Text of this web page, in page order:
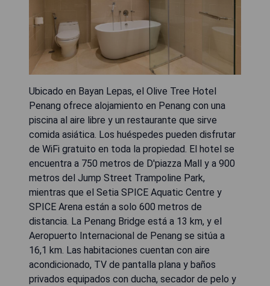
Ubicado en Bayan Lepas, el Olive Tree Hotel
Penang ofrece alojamiento en Penang con una
piscina al aire libre y un restaurante que sirve
comida asiática. Los huéspedes pueden disfrutar
de WiFi gratuito en toda la propiedad. El hotel se
encuentra a 750 metros de D'piazza Mall y a 900
metros del Jump Street Trampoline Park,
mientras que el Setia SPICE Aquatic Centre y
SPICE Arena están a solo 600 metros de
distancia. La Penang Bridge está a 13 km, y el
Aeropuerto Internacional de Penang se sitúa a
16,1 km. Las habitaciones cuentan con aire
acondicionado, TV de pantalla plana y baños
privados equipados con ducha, secador de pelo y